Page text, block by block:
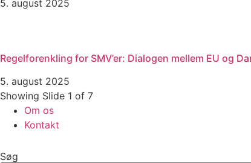
5. august 2025
Regelforenkling for SMV’er: Dialogen mellem EU og
5. august 2025
Showing Slide 1 of 7
Om os
Kontakt
Søg